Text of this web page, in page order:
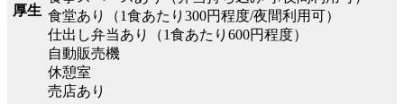
厚生 食堂あり（1食あたり300円程度/夜間利用可）
仕出し弁当あり（1食あたり600円程度）
自動販売機
休憩室
売店あり